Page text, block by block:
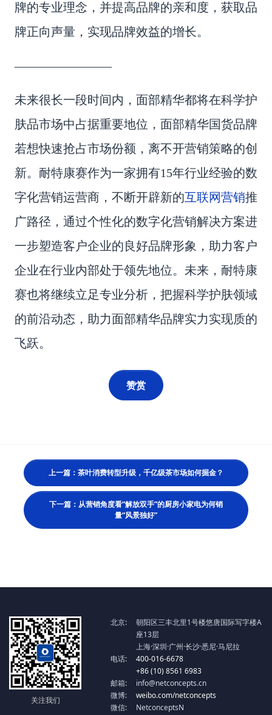
牌的专业理念，并提高品牌的亲和度，获取品
牌正向声量，实现品牌效益的增长。
————————
未来很长一段时间内，面部精华都将在科学护
肤品市场中占据重要地位，面部精华国货品牌
若想快速抢占市场份额，离不开营销策略的创
新。 耐特康赛作为一家拥有15年行业经验的数
字化营销运营商，不断开辟新的互联网营销推
广路径，通过个性化的数字化营销解决方案进
一步塑造客户企业的良好品牌形象，助力客户
企业在行业内部处于领先地位。未来，耐特康
赛也将继续立足专业分析，把握科学护肤领域
的前沿动态，助力面部精华品牌实力实现质的
飞跃。
赞赏
上一篇：茶叶消费转型升级，千亿级茶市场如何掘金？
下一篇：从营销角度看“解放双手”的厨房小家电为何销
量“风景独好”
关注我们
北京:
朝阳区三丰北里1号楼悠唐国际写字楼A
座13层
上海·深圳·广州·长沙·悉尼·马尼拉
电话:
400-016-6678
+86 (10) 8561 6983
邮箱:
info@netconcepts.cn
微博:
weibo.com/netconcepts
微信:
NetconceptsN